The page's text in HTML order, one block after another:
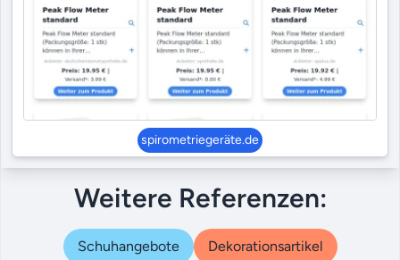
spirometriegeräte.de
Weitere Referenzen:
Schuhangebote Dekorationsartikel